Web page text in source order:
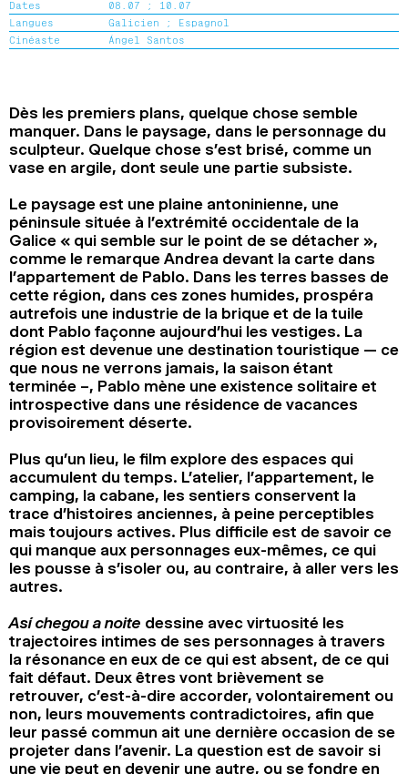
2024
2022
2020
2018
Dates
08.07 ; 10.07
Langues
Galicien ; Espagnol
Cinéaste
Ángel Santos
Dès les premiers plans, quelque chose semble
manquer. Dans le paysage, dans le personnage du
sculpteur. Quelque chose s’est brisé, comme un
vase en argile, dont seule une partie subsiste.
Le paysage est une plaine antoninienne, une
péninsule située à l’extrémité occidentale de la
Galice « qui semble sur le point de se détacher »,
comme le remarque Andrea devant la carte dans
l’appartement de Pablo. Dans les terres basses de
cette région, dans ces zones humides, prospéra
autrefois une industrie de la brique et de la tuile
dont Pablo façonne aujourd’hui les vestiges. La
région est devenue une destination touristique — ce
que nous ne verrons jamais, la saison étant
terminée –, Pablo mène une existence solitaire et
introspective dans une résidence de vacances
provisoirement déserte.
Plus qu’un lieu, le film explore des espaces qui
accumulent du temps. L’atelier, l’appartement, le
camping, la cabane, les sentiers conservent la
trace d’histoires anciennes, à peine perceptibles
mais toujours actives. Plus difficile est de savoir ce
qui manque aux personnages eux-mêmes, ce qui
les pousse à s’isoler ou, au contraire, à aller vers les
autres.
Así chegou a noite dessine avec virtuosité les
trajectoires intimes de ses personnages à travers
la résonance en eux de ce qui est absent, de ce qui
fait défaut. Deux êtres vont brièvement se
retrouver, c’est-à-dire accorder, volontairement ou
non, leurs mouvements contradictoires, afin que
leur passé commun ait une dernière occasion de se
projeter dans l’avenir. La question est de savoir si
une vie peut en devenir une autre, ou se fondre en